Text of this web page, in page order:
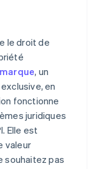
le droit de
, un
en
fonctionne
juridiques
Elle est
valeur
souhaitez pas